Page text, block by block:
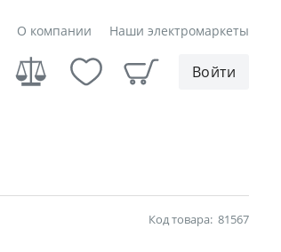
О компании Наши электромаркеты
Войти
Код товара: 81567